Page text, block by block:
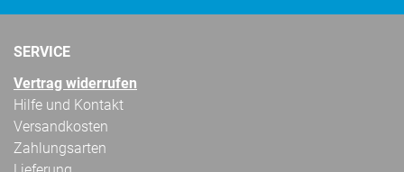
SERVICE
Vertrag widerrufen
Hilfe und Kontakt
Versandkosten
Zahlungsarten